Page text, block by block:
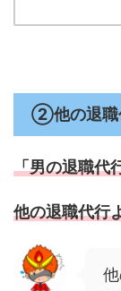
②他の退職
「男の退職代
他の退職代行